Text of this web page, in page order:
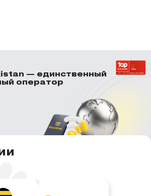
— единственный
оператор